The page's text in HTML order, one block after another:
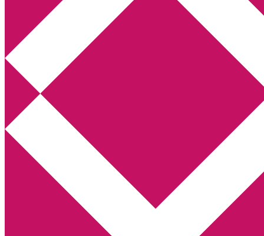
Annikas litteratur- och kulturblogg
Deckare, kriminalromaner, thrillers
Hem
Boktolva
Författarfemman
Kontakt
Webbshop Amazon